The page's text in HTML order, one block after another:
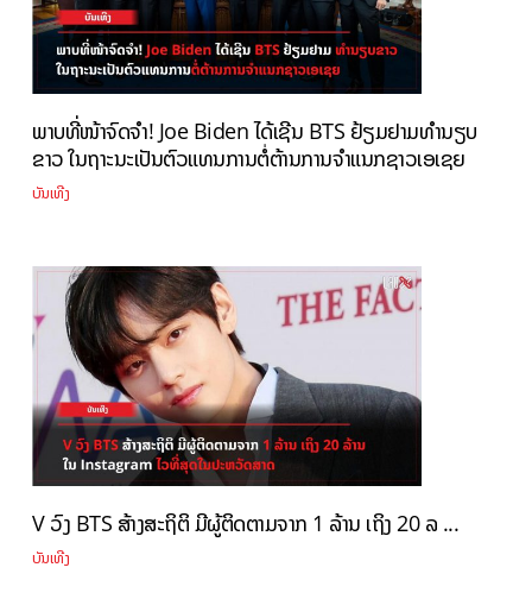
ພາບທີ່ໜ້າຈົດຈຳ! Joe Biden ໄດ້ເຊີນ BTS ຢ້ຽມຢາມທຳນຽບ
ຂາວ ໃນຖາະນະເປັນຕົວແທນການຕໍ່ຕ້ານການຈຳແນກຊາວເອເຊຍ
ບັນເທີງ
V ວົງ BTS ສ້າງສະຖິຕິ ມີຜູ້ຕິດຕາມຈາກ 1 ລ້ານ ເຖິງ 20 ລ ...
ບັນເທີງ